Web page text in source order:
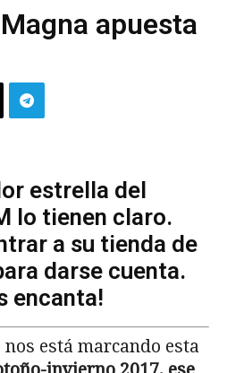
apuesta
estrella del
lo tienen claro.
a su tienda de
darse cuenta.
encanta!
está marcando esta